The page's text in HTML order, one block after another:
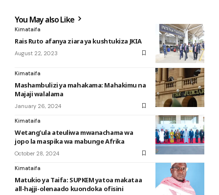
You May also Like
Kimataifa
Rais Ruto afanya ziara ya kushtukiza JKIA
August 22, 2023
Kimataifa
Mashambulizi ya mahakama: Mahakimu na
Majaji walalama
January 26, 2024
Kimataifa
Wetang’ula ateuliwa mwanachama wa
jopo la maspika wa mabunge Afrika
October 28, 2024
Kimataifa
Matukio ya Taifa: SUPKEM yatoa makataa
all-hajji-olenaado kuondoka ofisini